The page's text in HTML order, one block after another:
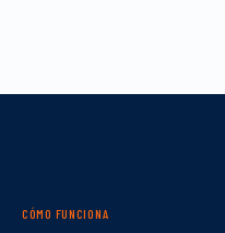
CÓMO FUNCIONA